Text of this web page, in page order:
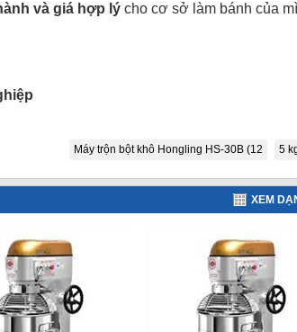
và giá hợp lý cho cơ sở làm bánh của
Máy trộn bột khô Hongling HS-30B (12 5
XEM